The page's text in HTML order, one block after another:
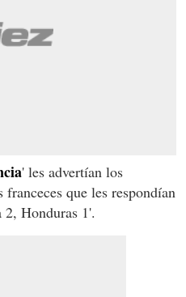
' les advertían los
que les respondían
Honduras 1'.